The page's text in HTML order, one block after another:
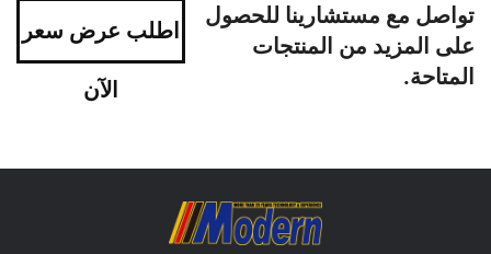
تواصل مع مستشارينا للحصول
على المزيد من المنتجات
المتاحة.
اطلب عرض سعر
الآن